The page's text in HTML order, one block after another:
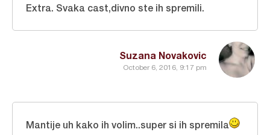
Suzana Novakovic
October 6, 2016, 9:17 pm
Extra. Svaka cast,divno ste ih spremili.
Mantije uh kako ih volim..super si ih spremila